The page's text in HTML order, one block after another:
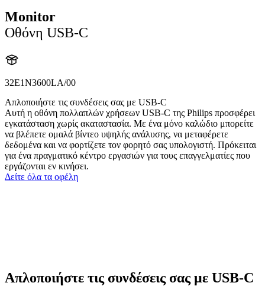
Monitor
Οθόνη USB-C
32E1N3600LA/00
Απλοποιήστε τις συνδέσεις σας με USB-C
Αυτή η οθόνη πολλαπλών χρήσεων USB-C της Philips προσφέρει
εγκατάσταση χωρίς ακαταστασία. Με ένα μόνο καλώδιο μπορείτε
να βλέπετε ομαλά βίντεο υψηλής ανάλυσης, να μεταφέρετε
δεδομένα και να φορτίζετε τον φορητό σας υπολογιστή. Πρόκειται
για ένα πραγματικό κέντρο εργασιών για τους επαγγελματίες που
εργάζονται εν κινήσει.
Δείτε όλα τα οφέλη
Απλοποιήστε τις συνδέσεις σας με USB-C